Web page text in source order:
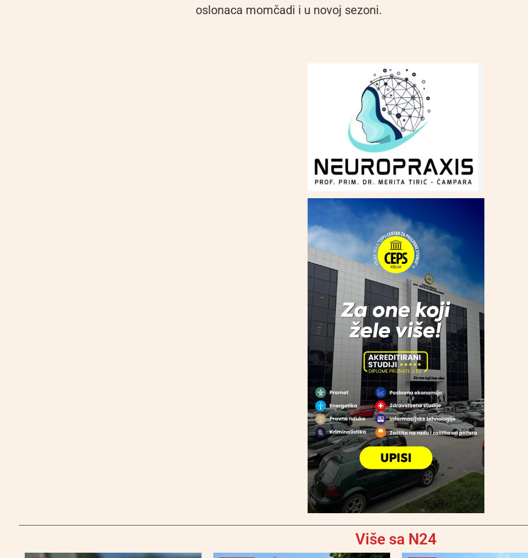
oslonaca momčadi i u novoj sezoni.
Više sa N24